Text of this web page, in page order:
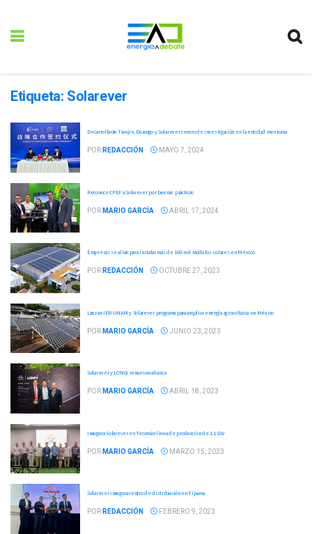
Etiqueta: Solarever
Desarrollarán Tianjin, Durango y Solarever centro de investigación en la entidad mexicana
POR REDACCIÓN MAYO 7, 2024
Reconoce CPEF a Solarever por buenas prácticas
POR MARIO GARCÍA ABRIL 17, 2024
Empresas se alían para instalar más de 100 mil módulos solares en México
POR REDACCIÓN OCTUBRE 27, 2023
Lanzan IER-UNAM y Solarever programa para ampliar energía agrovoltaica en México
POR MARIO GARCÍA JUNIO 23, 2023
Solarever y LONGi renuevan alianza
POR MARIO GARCÍA ABRIL 18, 2023
Inaugura Solarever en Tecomán línea de producción de 1.1 GW
POR MARIO GARCÍA MARZO 15, 2023
Solarever inaugura centro de distribución en Tijuana
POR REDACCIÓN FEBRERO 9, 2023